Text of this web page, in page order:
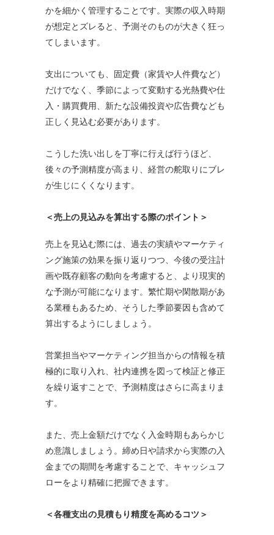
かを細かく管理することです。実際の収入時期
が想定とズレると、予測そのものが大きく狂っ
てしまいます。
支出についても、固定費（家賃や人件費など）
だけでなく、季節によって変動する光熱費や仕
入・購買費用、新たな設備投資や広告費なども
正しく見込む必要があります。
こうした洗い出しを丁寧に行えば行うほど、
後々の予測精度が高まり、経営の舵取りにブレ
が生じにくくなります。
＜売上の見込みを算出する際のポイント＞
売上を見込む際には、過去の実績やマーケティ
ング施策の効果を振り返りつつ、今後の受注計
画や既存顧客の動向を考慮すると、より現実的
な予測が可能になります。繁忙期や閑散期があ
る業種もあるため、そうした季節要因も含めて
算出するようにしましょう。
営業担当やマーケティング担当からの情報を積
極的に取り入れ、社内連携を図って検証と修正
を繰り返すことで、予測精度はさらに高まりま
す。
また、売上金額だけでなく入金時期もあらかじ
め意識しましょう。締め日や請求から実際の入
金までの期間を考慮することで、キャッシュフ
ローをより精確に把握できます。
＜各種支出の見積もり精度を高めるコツ＞